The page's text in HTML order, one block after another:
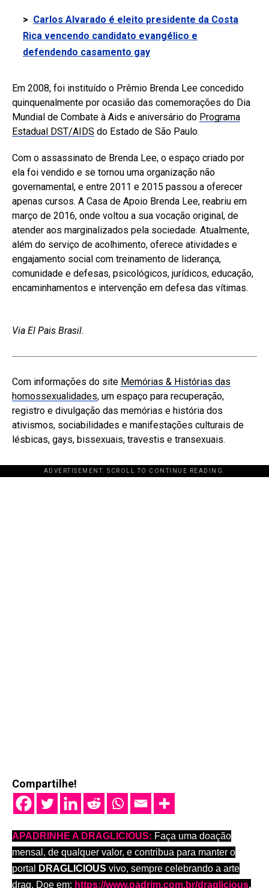
> Carlos Alvarado é eleito presidente da Costa
Rica vencendo candidato evangélico e
defendendo casamento gay
Em 2008, foi instituído o Prêmio Brenda Lee concedido
quinquenalmente por ocasião das comemorações do Dia
Mundial de Combate à Aids e aniversário do Programa
Estadual DST/AIDS do Estado de São Paulo.
Com o assassinato de Brenda Lee, o espaço criado por
ela foi vendido e se tornou uma organização não
governamental, e entre 2011 e 2015 passou a oferecer
apenas cursos. A Casa de Apoio Brenda Lee, reabriu em
março de 2016, onde voltou a sua vocação original, de
atender aos marginalizados pela sociedade. Atualmente,
além do serviço de acolhimento, oferece atividades e
engajamento social com treinamento de liderança,
comunidade e defesas, psicológicos, jurídicos, educação,
encaminhamentos e intervenção em defesa das vítimas.
Via El Pais Brasil.
Com informações do site Memórias & Histórias das
homossexualidades, um espaço para recuperação,
registro e divulgação das memórias e história dos
ativismos, sociabilidades e manifestações culturais de
lésbicas, gays, bissexuais, travestis e transexuais.
ADVERTISEMENT. SCROLL TO CONTINUE READING.
Compartilhe!
APADRINHE A DRAGLICIOUS: Faça uma doação
mensal, de qualquer valor, e contribua para manter o
portal
DRAGLICIOUS vivo, sempre celebrando a arte
drag. Doe em: https://www.padrim.com.br/draglicious.